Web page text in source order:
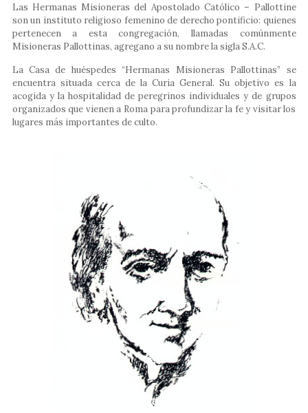
Las Hermanas Misioneras del Apostolado Católico – Pallottine
son un instituto religioso femenino de derecho pontificio: quienes
pertenecen a esta congregación, llamadas comúnmente
Misioneras Pallottinas, agregano a su nombre la sigla S.A.C.
La Casa de huéspedes “Hermanas Misioneras Pallottinas” se
encuentra situada cerca de la Curia General. Su objetivo es la
acogida y la hospitalidad de peregrinos individuales y de grupos
organizados que vienen a Roma para profundizar la fe y visitar los
lugares más importantes de culto.